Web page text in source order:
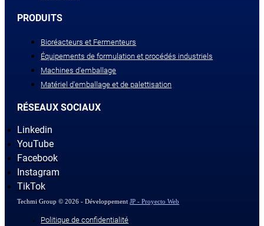
PRODUITS
Bioréacteurs et Fermenteurs
Équipements de formulation et procédés industriels
Machines d'emballage
Matériel d'emballage et de palettisation
RÉSEAUX SOCIAUX
Linkedin
YouTube
Facebook
Instagram
TikTok
Techmi Group © 2026 - DéveloppementJP - Proyecto Web
Politique de confidentialité